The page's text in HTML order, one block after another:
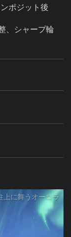
ポジット後
、シャープ輪
上に舞うオーロラ